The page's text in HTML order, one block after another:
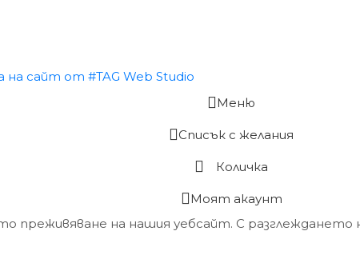
Меню
Списък с желания
Количка
Моят акаунт
преживяване на нашия уебсайт. С